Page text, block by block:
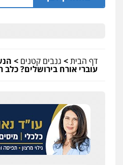
דף הבית> גנבים קטנים >
עוברי אורח בירושלים? כלב